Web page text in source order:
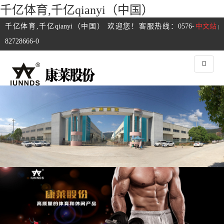
千亿体育,千亿qianyi（中国）
中文站 |
千亿体育,千亿qianyi（中国） 欢迎您！客服热线：0576-
82728666-0